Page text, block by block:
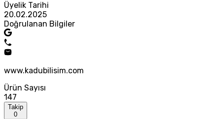
Üyelik Tarihi
20.02.2025
Doğrulanan Bilgiler
www.kadubilisim.com
Ürün Sayısı
147
Takip
0